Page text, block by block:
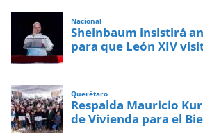
Nacional
Sheinbaum insistirá
para que León XIV
Querétaro
Respalda Mauricio
de Vivienda para el